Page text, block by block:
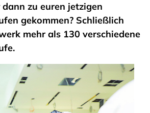
zu euren jetzigen
gekommen? Schließlich
mehr als 130 verschiedene